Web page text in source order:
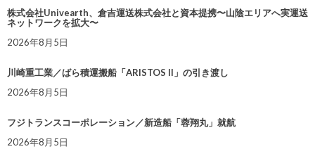
株式会社Univearth、倉吉運送株式会社と資本提携〜山陰エリアへ実運送
ネットワークを拡大〜
2026年8月5日
川崎重工業／ばら積運搬船「ARISTOS II」の引き渡し
2026年8月5日
フジトランスコーポレーション／新造船「蓉翔丸」就航
2026年8月5日